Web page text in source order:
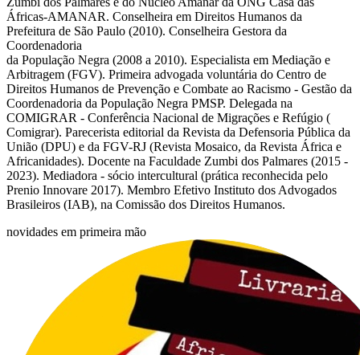
Áfricas-AMANAR. Conselheira em Direitos Humanos da
Prefeitura de São Paulo (2010). Conselheira Gestora da
Coordenadoria
da População Negra (2008 a 2010). Especialista em Mediação e
Arbitragem (FGV). Primeira advogada voluntária do Centro de
Direitos Humanos de Prevenção e Combate ao Racismo - Gestão da
Coordenadoria da População Negra PMSP. Delegada na
COMIGRAR - Conferência Nacional de Migrações e Refúgio (
Comigrar). Parecerista editorial da Revista da Defensoria Pública da
União (DPU) e da FGV-RJ (Revista Mosaico, da Revista África e
Africanidades). Docente na Faculdade Zumbi dos Palmares (2015 -
2023). Mediadora - sócio intercultural (prática reconhecida pelo
Prenio Innovare 2017). Membro Efetivo Instituto dos Advogados
Brasileiros (IAB), na Comissão dos Direitos Humanos.
novidades em primeira mão